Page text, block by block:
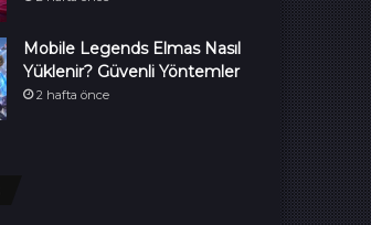
Mobile Legends Elmas Nasıl
Yüklenir? Güvenli Yöntemler
2 hafta önce